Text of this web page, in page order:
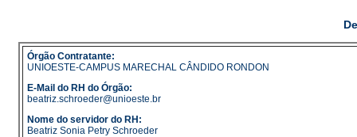
Órgão Contratante:
UNIOESTE-CAMPUS MARECHAL CÂNDIDO RONDON
E-Mail do RH do Órgão:
beatriz.schroeder@unioeste.br
Nome do servidor do RH:
Beatriz Sonia Petry Schroeder